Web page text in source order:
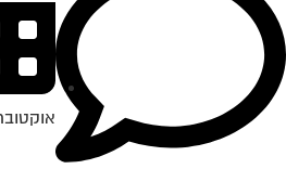
אוקטובר 28, 2004